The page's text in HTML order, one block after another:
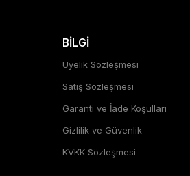
BİLGİ
Üyelik Sözleşmesi
Satış Sözleşmesi
Garanti ve İade Koşulları
Gizlilik ve Güvenlik
KVKK Sözleşmesi